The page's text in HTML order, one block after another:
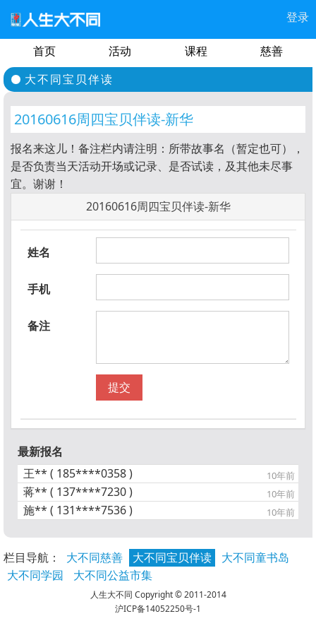
登录
首页 活动 课程
慈善
大不同宝贝伴读
20160616周四宝贝伴读-新华
报名来这儿！备注栏内请注明：所带故事名（暂定也可），
是否负责当天活动开场或记录、是否试读，及其他未尽事
宜。谢谢！
20160616周四宝贝伴读-新华
姓名
手机
备注
提交
最新报名
王** ( 185****0358 )
10年前
蒋** ( 137****7230 ) 10年前
施** ( 131****7536 ) 10年前
栏目导航： 大不同慈善 大不同宝贝伴读
大不同童书岛
大不同学园
大不同公益市集
人生大不同 Copyright © 2011-2014
沪ICP备14052250号-1